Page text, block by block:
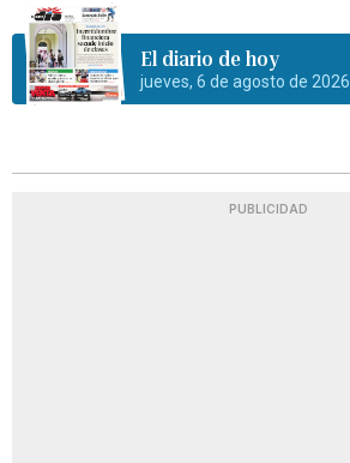
El diario de hoy
jueves, 6 de agosto de 2026
PUBLICIDAD